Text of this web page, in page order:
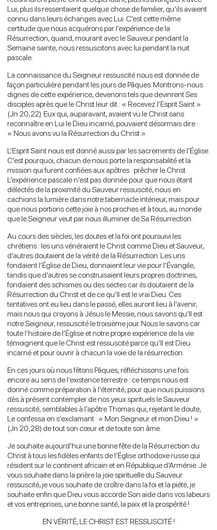
Lui, plus ils ressentaient quelque chose de familier, qu’ils avaient
connu dans leurs échanges avec Lui. C’est cette même
certitude que nous acquérons par l’expérience de la
Résurrection, quand, mourant avec le Sauveur pendant la
Semaine sainte, nous ressuscitons avec lui pendant la nuit
pascale.
La connaissance du Seigneur ressuscité nous est donnée de
façon particulière pendant les jours de Pâques. Montrons-nous
dignes de cette expérience, devenons tels que devinrent Ses
disciples après que le Christ leur dit : « Recevez l’Esprit Saint »
(Jn 20,22). Eux qui, auparavant, avaient vu le Christ sans
reconnaître en Lui le Dieu incarné, pouvaient désormais dire :
« Nous avons vu la Résurrection du Christ ».
L’Esprit Saint nous est donné aussi par les sacrements de l’Église.
C’est pourquoi, chacun de nous porte la responsabilité et la
mission qui furent confiées aux apôtres : prêcher le Christ.
L’expérience pascale n’est pas donnée pour que nous étant
délectés de la proximité du Sauveur ressuscité, nous en
cachions la lumière dans notre tabernacle intérieur, mais pour
que nous portions cette joie à nos proches et à tous, au monde
que le Seigneur veut par nous illuminer de Sa Résurrection.
Au cours des siècles, les doutes et la foi ont poursuivi les
chrétiens : les uns vénéraient le Christ comme Dieu et Sauveur,
d’autres doutaient de la vérité de la Résurrection. Les uns
fondaient l’Église de Dieu, donnaient leur vie pour l’Évangile,
tandis que d’autres se construisaient leurs propres doctrines,
fondaient des schismes ou des sectes car ils doutaient de la
Résurrection du Christ et de ce qu’Il est le vrai Dieu. Ces
tentatives ont eu lieu dans le passé, elles auront lieu à l’avenir,
mais nous qui croyons à Jésus le Messie, nous savons qu’Il est
notre Seigneur, ressuscité le troisième jour. Nous le savons car
toute l’histoire de l’Église et notre propre expérience de la vie
témoignent que le Christ est ressuscité parce qu’Il est Dieu
incarné et pour ouvrir à chacun la voie de la résurrection.
En ces jours où nous fêtons Pâques, réfléchissons une fois
encore au sens de l’existence terrestre : ce temps nous est
donné comme préparation à l’éternité, pour que nous puissions
dès à présent contempler de nos yeux spirituels le Sauveur
ressuscité, semblables à l’apôtre Thomas qui, rejetant le doute,
Le confessa en s’exclamant : « Mon Seigneur et mon Dieu ! »
(Jn 20,28) de tout son cœur et de toute son âme.
Je souhaite aujourd’hui une bonne fête de la Résurrection du
Christ à tous les fidèles enfants de l’Église orthodoxe russe qui
résident sur le continent africain et en République d’Arménie. Je
vous souhaite dans la prière la joie spirituelle du Sauveur
ressuscité, je vous souhaite de croître dans la foi et la piété, je
souhaite enfin que Dieu vous accorde Son aide dans vos labeurs
et vos entreprises, une bonne santé, la paix et la prospérité !
EN VÉRITÉ, LE CHRIST EST RESSUSCITÉ !